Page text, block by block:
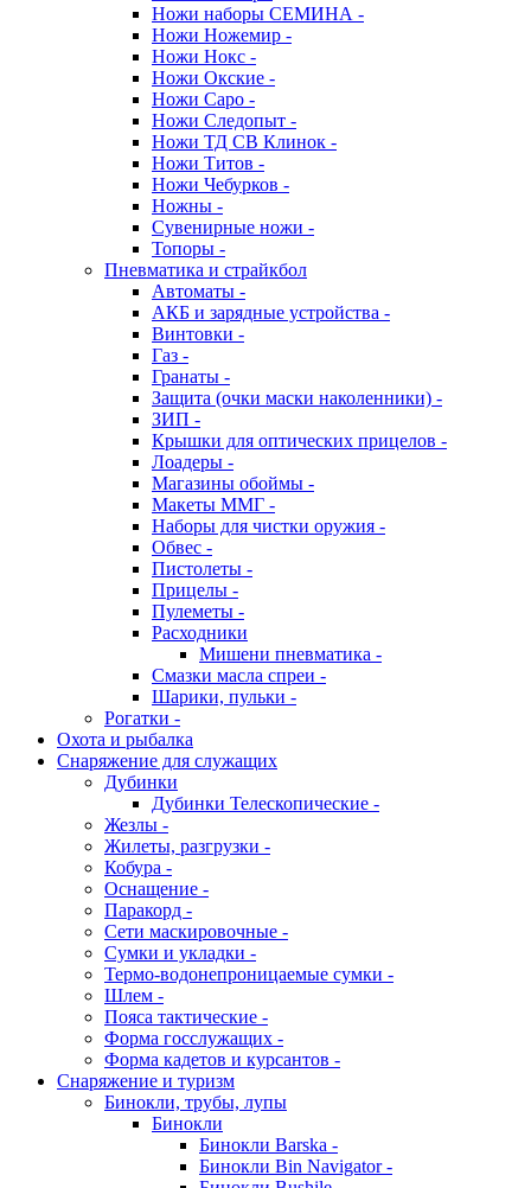
Ножи наборы СЕМИНА -
Ножи Ножемир -
Ножи Нокс -
Ножи Окские -
Ножи Саро -
Ножи Следопыт -
Ножи ТД СВ Клинок -
Ножи Титов -
Ножи Чебурков -
Ножны -
Сувенирные ножи -
Топоры -
Пневматика и страйкбол
Автоматы -
АКБ и зарядные устройства -
Винтовки -
Газ -
Гранаты -
Защита (очки маски наколенники) -
ЗИП -
Крышки для оптических прицелов -
Лоадеры -
Магазины обоймы -
Макеты ММГ -
Наборы для чистки оружия -
Обвес -
Пистолеты -
Прицелы -
Пулеметы -
Расходники
Мишени пневматика -
Смазки масла спреи -
Шарики, пульки -
Рогатки -
Охота и рыбалка
Снаряжение для служащих
Дубинки
Дубинки Телескопические -
Жезлы -
Жилеты, разгрузки -
Кобура -
Оснащение -
Паракорд -
Сети маскировочные -
Сумки и укладки -
Термо-водонепроницаемые сумки -
Шлем -
Пояса тактические -
Форма госслужащих -
Форма кадетов и курсантов -
Снаряжение и туризм
Бинокли, трубы, лупы
Бинокли
Бинокли Barska -
Бинокли Bin Navigator -